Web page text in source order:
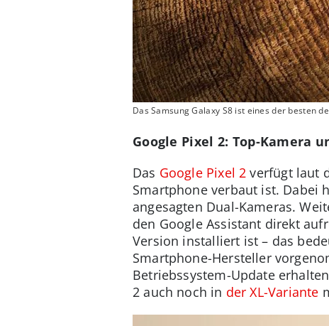
Das Samsung Galaxy S8 ist eines der besten
Google Pixel 2: Top-Kamera
Das Google Pixel 2 verfügt laut
Smartphone verbaut ist. Dabei
angesagten Dual-Kameras.
den Google Assistant direkt
Version installiert ist – das
Smartphone-Hersteller
Betriebssystem-Update
2 auch noch in der XL-Variante